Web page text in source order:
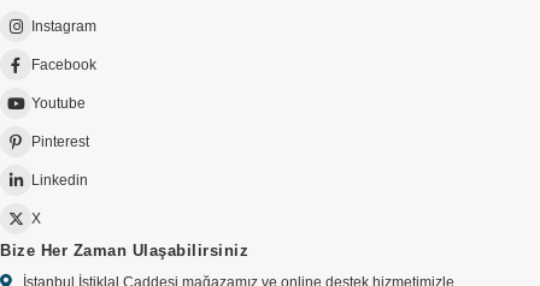
Instagram
Facebook
Youtube
Pinterest
Linkedin
X
Bize Her Zaman Ulaşabilirsiniz
İstanbul İstiklal Caddesi mağazamız ve online destek hizmetimizle